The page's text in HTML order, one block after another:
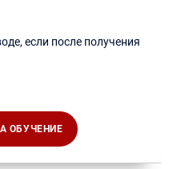
если после получения
ОБУЧЕНИЕ